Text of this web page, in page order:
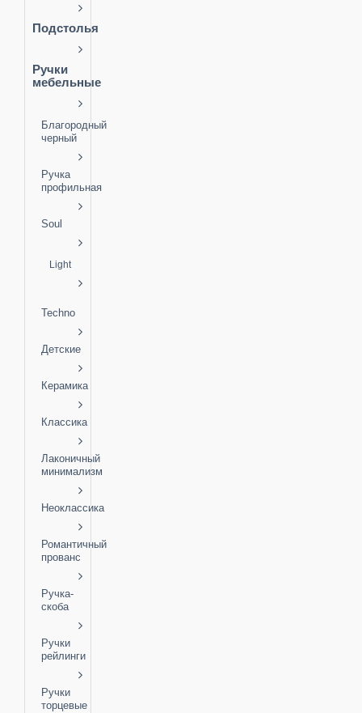
Подстолья
Ручки
мебельные
Благородный
черный
Ручка
профильная
Soul
Light
Techno
Детские
Керамика
Классика
Лаконичный
минимализм
Неоклассика
Романтичный
прованс
Ручка-
скоба
Ручки
рейлинги
Ручки
торцевые